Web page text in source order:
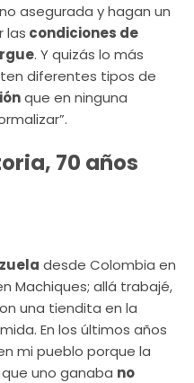
no asegurada y hagan un
las condiciones de
. Y quizás lo más
diferentes tipos de
que en ninguna
70 años
desde Colombia en
Machiques; allá trabajé,
una tiendita en la
En los últimos años
mi pueblo porque la
uno ganaba no